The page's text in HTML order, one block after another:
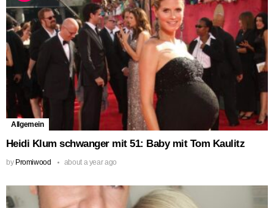
Allgemein
Heidi Klum schwanger mit 51: Baby mit Tom Kaulitz
by Promiwood about a year ago